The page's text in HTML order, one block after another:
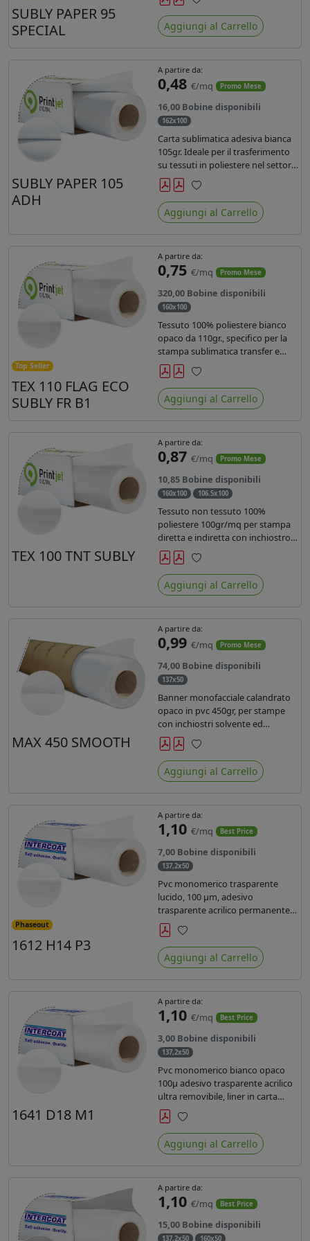
SUBLY PAPER 95
SPECIAL
Preferiti
Aggiungi al Carrello
SUBLY PAPER 105
ADH
A partire da:
0,48 €/mq Promo Mese
16,00 Bobine disponibili
162x100
Carta sublimatica adesiva bianca
105gr. Ideale per il trasferimento
su tessuti in poliestere nel settore
sportwear .
Preferiti
Aggiungi al Carrello
Top Seller
TEX 110 FLAG ECO
SUBLY FR B1
A partire da:
0,75 €/mq Promo Mese
320,00 Bobine disponibili
160x100
Tessuto 100% poliestere bianco
opaco da 110gr., specifico per la
stampa sublimatica transfer e
diretta. Ideale per la realizzazione
di stendardi e bandiere, grazie al
passaggio dell'inchiostro su
entrambi i lati. Dotato di
Preferiti
Aggiungi al Carrello
TEX 100 TNT SUBLY
A partire da:
0,87 €/mq Promo Mese
10,85 Bobine disponibili
160x100 106.5x100
Tessuto non tessuto 100%
poliestere 100gr/mq per stampa
diretta e indiretta con inchiostro
sublimatico, latex e uv.
Preferiti
Aggiungi al Carrello
MAX 450 SMOOTH
A partire da:
0,99 €/mq Promo Mese
74,00 Bobine disponibili
137x50
Banner monofacciale calandrato
opaco in pvc 450gr, per stampe
con inchiostri solvente ed
ecosolvente , uv e latex.
Preferiti
Aggiungi al Carrello
Phaseout
1612 H14 P3
A partire da:
1,10 €/mq Best Price
7,00 Bobine disponibili
137,2x50
Pvc monomerico trasparente
lucido, 100 µm, adesivo
trasparente acrilico permanente
durata 3 anni, liner in carta kraft
monosiliconata da 135 gr, REACH
compliant per stampa con
inchiostri solvente ecosolvente uv
Preferiti
Aggiungi al Carrello
1641 D18 M1
A partire da:
1,10 €/mq Best Price
3,00 Bobine disponibili
137,2x50
Pvc monomerico bianco opaco
100µ adesivo trasparente acrilico
ultra removibile, liner in carta
kraft da 140gr/mq. Durata 3 anni.
Dotato di certificato FR B1 e
conforme alla normativa REACH.
Preferiti
Aggiungi al Carrello
A partire da:
1,10 €/mq Best Price
15,00 Bobine disponibili
137,2x50 160x50